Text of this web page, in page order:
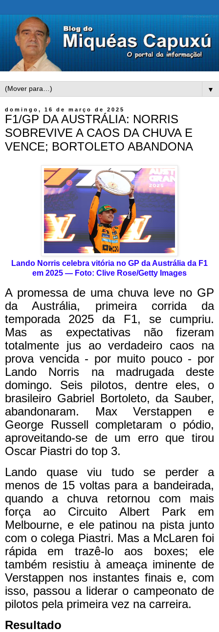
▼
domingo, 16 de março de 2025
F1/GP DA AUSTRÁLIA: NORRIS
SOBREVIVE A CAOS DA CHUVA E
VENCE; BORTOLETO ABANDONA
Lando Norris celebra vitória no GP da Austrália da F1
em 2025 — Foto: Clive Rose/Getty Images
A promessa de uma chuva leve no GP
da Austrália, primeira corrida da
temporada 2025 da F1, se cumpriu.
Mas as expectativas não fizeram
totalmente jus ao verdadeiro caos na
prova vencida - por muito pouco - por
Lando Norris na madrugada deste
domingo. Seis pilotos, dentre eles, o
brasileiro Gabriel Bortoleto, da Sauber,
abandonaram. Max Verstappen e
George Russell completaram o pódio,
aproveitando-se de um erro que tirou
Oscar Piastri do top 3.
Lando quase viu tudo se perder a
menos de 15 voltas para a bandeirada,
quando a chuva retornou com mais
força ao Circuito Albert Park em
Melbourne, e ele patinou na pista junto
com o colega Piastri. Mas a McLaren foi
rápida em trazê-lo aos boxes; ele
também resistiu à ameaça iminente de
Verstappen nos instantes finais e, com
isso, passou a liderar o campeonato de
pilotos pela primeira vez na carreira.
Resultado